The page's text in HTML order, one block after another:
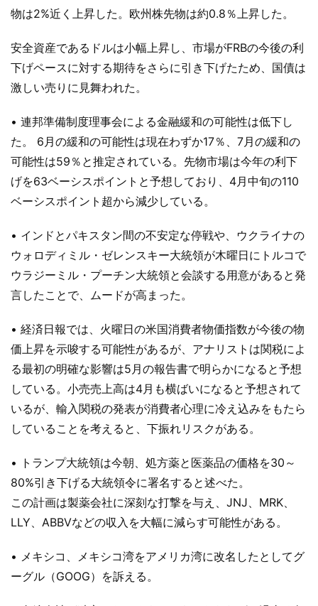
物は2%近く上昇した。欧州株先物は約0.8％上昇した。
安全資産であるドルは小幅上昇し、市場がFRBの今後の利
下げペースに対する期待をさらに引き下げたため、国債は
激しい売りに見舞われた。
• 連邦準備制度理事会による金融緩和の可能性は低下し
た。 6月の緩和の可能性は現在わずか17％、7月の緩和の
可能性は59％と推定されている。先物市場は今年の利下
げを63ベーシスポイントと予想しており、4月中旬の110
ベーシスポイント超から減少している。
• インドとパキスタン間の不安定な停戦や、ウクライナの
ウォロディミル・ゼレンスキー大統領が木曜日にトルコで
ウラジーミル・プーチン大統領と会談する用意があると発
言したことで、ムードが高まった。
• 経済日報では、火曜日の米国消費者物価指数が今後の物
価上昇を示唆する可能性があるが、アナリストは関税によ
る最初の明確な影響は5月の報告書で明らかになると予想
している。小売売上高は4月も横ばいになると予想されて
いるが、輸入関税の発表が消費者心理に冷え込みをもたら
していることを考えると、下振れリスクがある。
• トランプ大統領は今朝、処方薬と医薬品の価格を30～
80%引き下げる大統領令に署名すると述べた。
この計画は製薬会社に深刻な打撃を与え、JNJ、MRK、
LLY、ABBVなどの収入を大幅に減らす可能性がある。
• メキシコ、メキシコ湾をアメリカ湾に改名したとしてグ
ーグル（GOOG）を訴える。